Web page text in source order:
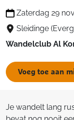
Zaterdag 29
Sleidinge
Wandelclub Al
Voeg toe aan
Je wandelt lang